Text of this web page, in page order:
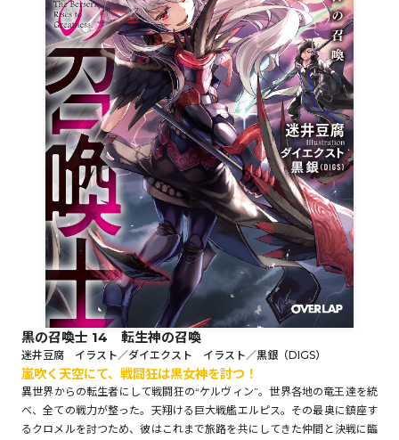
オーバーラップノベルス
オーバーラップノベルスf
ロサージュノベルス
コミックガルド
コミッククリエ
黒の召喚士 14 転生神の召喚
迷井豆腐 イラスト／ダイエクスト イラスト／黒銀（DIGS）
嵐吹く天空にて、戦闘狂は黒女神を討つ！
異世界からの転生者にして戦闘狂の“ケルヴィン”。世界各地の竜王達を統
べ、全ての戦力が整った。天翔ける巨大戦艦エルピス。その最奥に鎮座す
るクロメルを討つため、彼はこれまで旅路を共にしてきた仲間と決戦に臨